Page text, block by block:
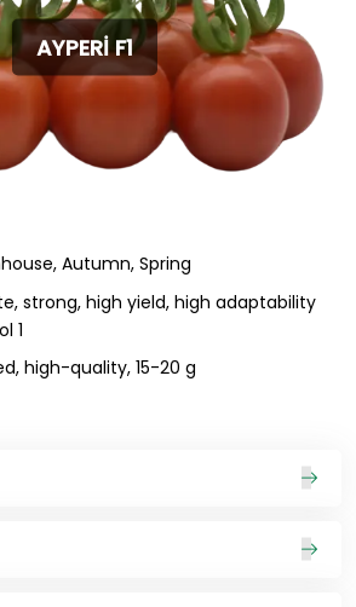
AYPERİ F1
Autumn, Spring
strong, high yield, high adaptability
1
high-quality, 15-20 g